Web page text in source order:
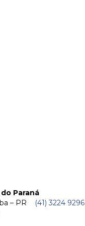
Paraná
– PR
(41) 3224 9296